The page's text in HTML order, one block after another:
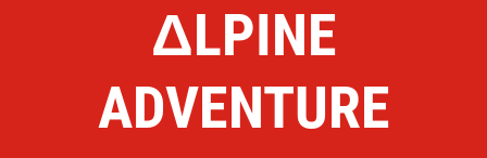
ΔLPINE
ADVENTURE